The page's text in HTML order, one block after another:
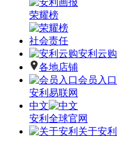
荣耀榜
社会责任
安利云购
各地店铺
会员入口
安利易联网
中文
安利全球官网
关于安利